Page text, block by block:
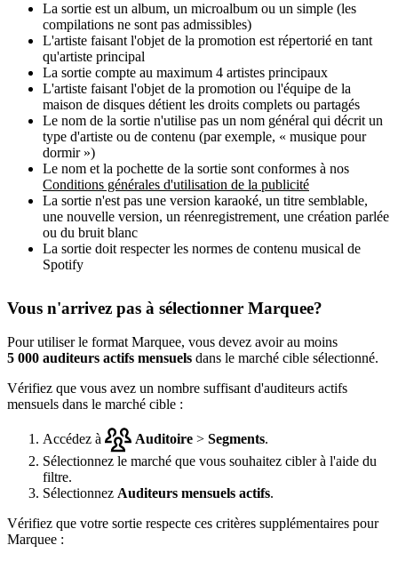
La sortie est un album, un microalbum ou un simple (les
compilations ne sont pas admissibles)
L'artiste faisant l'objet de la promotion est répertorié en tant
qu'artiste principal
La sortie compte au maximum 4 artistes principaux
L'artiste faisant l'objet de la promotion ou l'équipe de la
maison de disques détient les droits complets ou partagés
Le nom de la sortie n'utilise pas un nom général qui décrit un
type d'artiste ou de contenu (par exemple, « musique pour
dormir »)
Le nom et la pochette de la sortie sont conformes à nos
Conditions générales d'utilisation de la publicité
La sortie n'est pas une version karaoké, un titre semblable,
une nouvelle version, un réenregistrement, une création parlée
ou du bruit blanc
La sortie doit respecter les normes de contenu musical de
Spotify
Vous n'arrivez pas à sélectionner Marquee?
Pour utiliser le format Marquee, vous devez avoir au moins
5 000 auditeurs actifs mensuels dans le marché cible sélectionné.
Vérifiez que vous avez un nombre suffisant d'auditeurs actifs
mensuels dans le marché cible :
Accédez à Auditoire > Segments.
Sélectionnez le marché que vous souhaitez cibler à l'aide du
filtre.
Sélectionnez Auditeurs mensuels actifs.
Vérifiez que votre sortie respecte ces critères supplémentaires pour
Marquee :